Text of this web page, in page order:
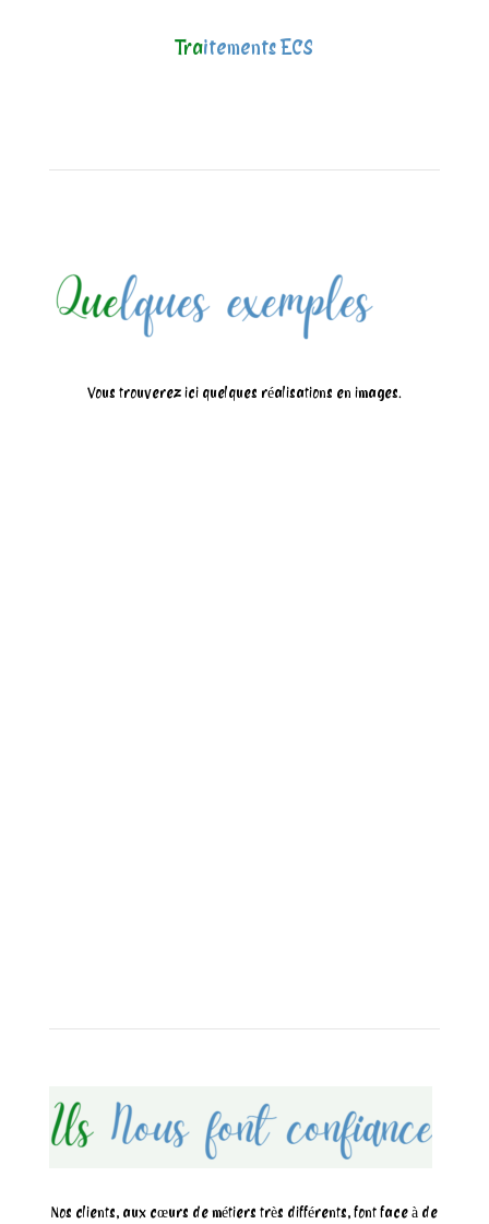
Traitements ECS
Vous trouverez ici quelques réalisations en images.
Nos clients, aux cœurs de métiers très différents, font face à de